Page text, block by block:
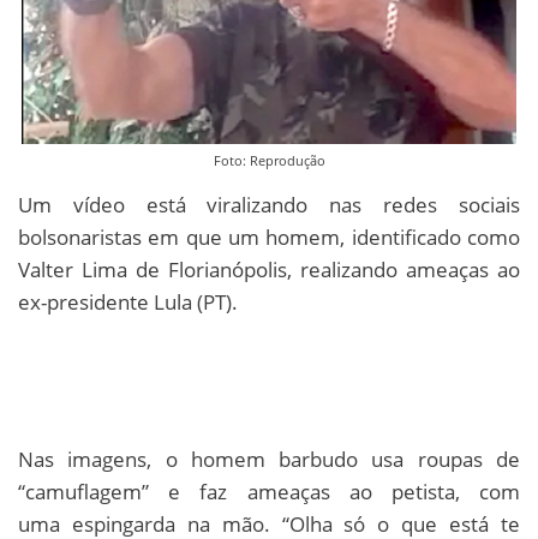
Foto: Reprodução
Um vídeo está viralizando nas redes sociais
bolsonaristas em que um homem, identificado como
Valter Lima de Florianópolis, realizando ameaças ao
ex-presidente Lula (PT).
Nas imagens, o homem barbudo usa roupas de
“camuflagem” e faz ameaças ao petista, com
uma espingarda na mão. “Olha só o que está te